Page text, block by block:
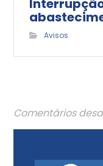
Avisos
Comentários